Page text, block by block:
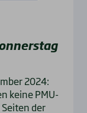
2024:
keine PMU-
der